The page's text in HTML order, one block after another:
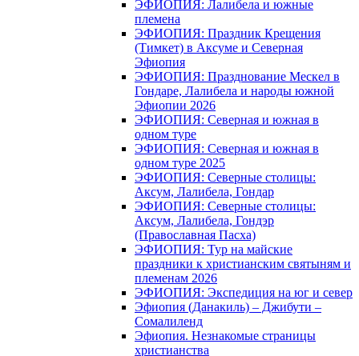
ЭФИОПИЯ: Лалибела и южные
племена
ЭФИОПИЯ: Праздник Крещения
(Тимкет) в Аксуме и Северная
Эфиопия
ЭФИОПИЯ: Празднование Мескел в
Гондаре, Лалибела и народы южной
Эфиопии 2026
ЭФИОПИЯ: Северная и южная в
одном туре
ЭФИОПИЯ: Северная и южная в
одном туре 2025
ЭФИОПИЯ: Северные столицы:
Аксум, Лалибела, Гондар
ЭФИОПИЯ: Северные столицы:
Аксум, Лалибела, Гондэр
(Православная Пасха)
ЭФИОПИЯ: Тур на майские
праздники к христианским святыням и
племенам 2026
ЭФИОПИЯ: Экспедиция на юг и север
Эфиопия (Данакиль) – Джибути –
Cомалиленд
Эфиопия. Незнакомые страницы
христианства